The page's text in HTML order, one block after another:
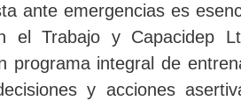
ante emergencias es
el Trabajo y Capacidep
programa integral de
y acciones